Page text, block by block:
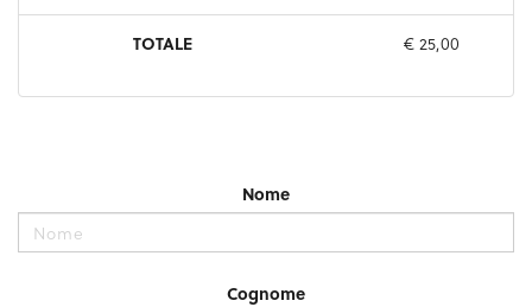
TOTALE € 25,00
Nome
Cognome